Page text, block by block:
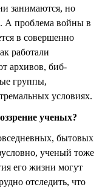
занимаются, но
А проблема войны в
в совершенно
работали
архивов, биб-
группы,
условиях.
ученых?
бытовых
ученый тоже
его жизни могут
отследить, что